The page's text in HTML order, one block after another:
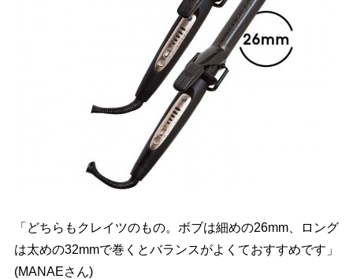
「どちらもクレイツのもの。ボブは細めの26mm、ロング
は太めの32mmで巻くとバランスがよくておすすめです」
(MANAEさん)